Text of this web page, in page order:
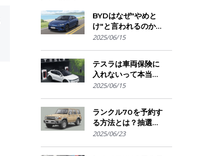
BYDはなぜ"やめと
け"と言われるのか？
購入を迷う人が気に
解説
2025/06/15
テスラは車両保険に
入れないって本当？
保険会社の対応とオ
2025/06/15
ランクル70を予約す
る方法とは？抽選方
式・販売店選び・購
2025/06/23